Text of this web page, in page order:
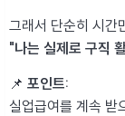
그래서 단순히 시간
"나는 실제로 구직
📌 포인트:
실업급여를 계속 받